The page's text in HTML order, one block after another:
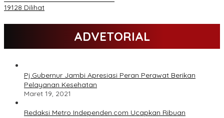
19128 Dilihat
ADVETORIAL
Pj.Gubernur Jambi Apresiasi Peran Perawat Berikan
Pelayanan Kesehatan
Maret 19, 2021
Redaksi Metro Independen.com Ucapkan Ribuan